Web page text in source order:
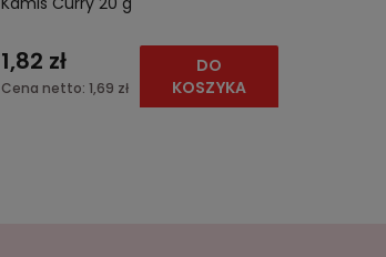
1,82 zł
Cena netto: 1,69 zł
DO
KOSZYKA